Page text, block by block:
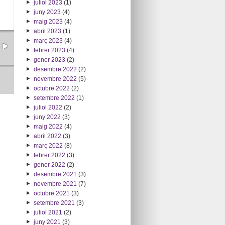
juliol 2023 (1)
juny 2023 (4)
maig 2023 (4)
abril 2023 (1)
març 2023 (4)
febrer 2023 (4)
gener 2023 (2)
desembre 2022 (2)
novembre 2022 (5)
octubre 2022 (2)
setembre 2022 (1)
juliol 2022 (2)
juny 2022 (3)
maig 2022 (4)
abril 2022 (3)
març 2022 (8)
febrer 2022 (3)
gener 2022 (2)
desembre 2021 (3)
novembre 2021 (7)
octubre 2021 (3)
setembre 2021 (3)
juliol 2021 (2)
juny 2021 (3)